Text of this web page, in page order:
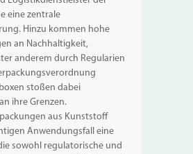
eine zentrale
Hinzu kommen hohe
an Nachhaltigkeit,
anderem durch Regularien
stoßen dabei
ihre Grenzen.
aus Kunststoff
Anwendungsfall eine
sowohl regulatorische und